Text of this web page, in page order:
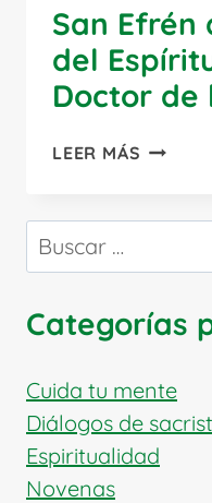
San Efrén
del
Doctor de
LEER MÁS SAN
SIRIA:
DEL
SANTO
DOCTOR
DE
LA
IGLESIA
Buscar:
Categorías
Cuida tu mente
Diálogos de
Espiritualidad
Novenas